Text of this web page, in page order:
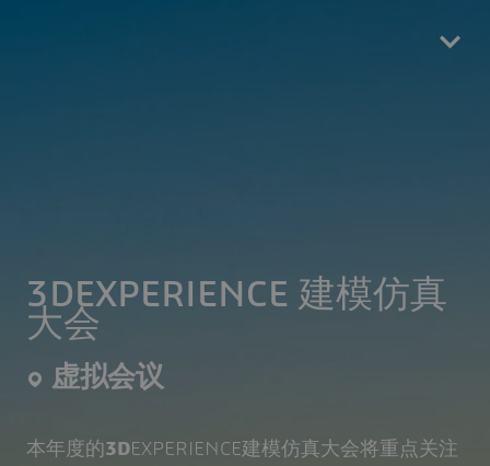
3DEXPERIENCE 建模仿真
大会
虚拟会议
本年度的3DEXPERIENCE建模仿真大会将重点关注